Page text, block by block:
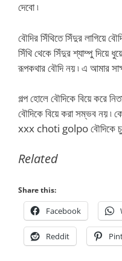
দেবো ৷
বৌদির সিঁথিতে সিঁদুর লাগিয়ে
সিঁথি থেকে সিঁদুর শ্যাম্পু
রূপকথার বৌদি নয় ৷ এ আমার
গল্প হোলে বৌদিকে বিয়ে করে
বৌদিকে বিয়ে করা সম্ভব নয়
xxx choti golpo বৌদিকে
Related
Share this:
Facebook
Reddit